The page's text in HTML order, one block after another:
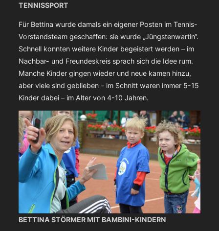
TENNISSPORT
Für Bettina wurde damals ein eigener Posten im Tennis-
Vorstandsteam geschaffen: sie wurde „Jüngstenwartin“.
Schnell konnten weitere Kinder begeistert werden – im
Nachbar- und Freundeskreis sprach sich die Idee rum.
Manche Kinder gingen wieder und neue kamen hinzu,
aber viele sind geblieben – im Schnitt waren immer 5-15
Kinder dabei – im Alter von 4-10 Jahren.
BETTINA STÖRMER MIT BAMBINI-KINDERN